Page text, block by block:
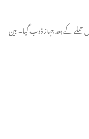
حملے کے بعد جہاز ڈوب گیا۔ بین